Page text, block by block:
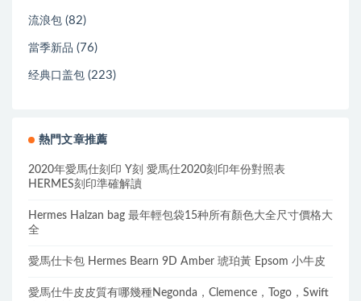
流浪包 (82)
當季新品 (76)
经典口盖包 (223)
熱門文章推薦
2020年愛馬仕刻印 Y刻 愛馬仕2020刻印年份對照表
HERMES刻印準確解讀
Hermes Halzan bag 最年輕包袋15种所有顏色大全尺寸價格大
全
愛馬仕卡包 Hermes Bearn 9D Amber 琥珀黃 Epsom 小牛皮
愛馬仕牛皮皮質有哪幾種Negonda，Clemence，Togo，Swift